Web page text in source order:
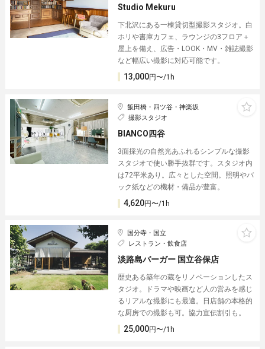
Studio Mekuru
下北沢にある一棟貸切型撮影スタジオ。白
ホリや書庫カフェ、ラウンジの3フロア＋
屋上を備え、広告・LOOK・MV・雑誌撮影
など幅広い撮影に対応可能です。
13,000円〜/1h
飯田橋・四ツ谷・神楽坂
撮影スタジオ
BIANCO四谷
3面採光の自然光あふれるシンプルな撮影
スタジオで使い勝手抜群です。スタジオ内
は72平米あり。広々とした空間。照明やバ
ック紙などの機材・備品が豊富。
4,620円〜/1h
国分寺・国立
レストラン・飲食店
淡路島バーガー 国立谷保店
歴史ある築年の蔵をリノベーションしたス
タジオ。ドラマや映画など人の営みを感じ
るリアルな撮影にも最適。日店舗の本格的
な厨房での撮影も可。協力宣伝割引も。
25,000円〜/1h